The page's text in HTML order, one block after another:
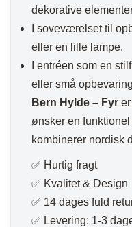
dekorative
I soveværelset til
eller en lille lampe.
I entréen som en
eller små
Bern Hylde – Fyr
ønsker en
kombinerer nordisk
✅ Hurtig fragt
✅ Kvalitet & Design
✅ 14 dages fuld
✅ Levering: 1-3